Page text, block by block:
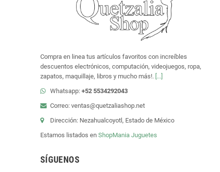
Compra en linea tus artículos favoritos con increíbles
descuentos electrónicos, computación, videojuegos, ropa,
zapatos, maquillaje, libros y mucho más!. [...]
Whatsapp: +52 5534292043
Correo: ventas@quetzaliashop.net
Dirección: Nezahualcoyotl, Estado de México
Estamos listados en ShopMania Juguetes
SÍGUENOS